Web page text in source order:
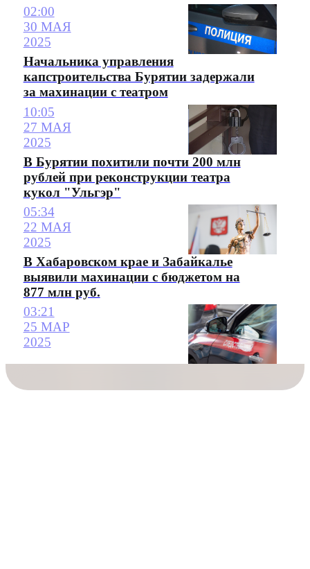
02:00
30 МАЯ
2025
Начальника управления
капстроительства Бурятии задержали
за махинации с театром
10:05
27 МАЯ
2025
В Бурятии похитили почти 200 млн
рублей при реконструкции театра
кукол "Ульгэр"
05:34
22 МАЯ
2025
В Хабаровском крае и Забайкалье
выявили махинации с бюджетом на
877 млн руб.
03:21
25 МАР
2025